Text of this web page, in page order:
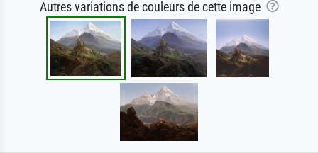
Autres variations de couleurs de cette image